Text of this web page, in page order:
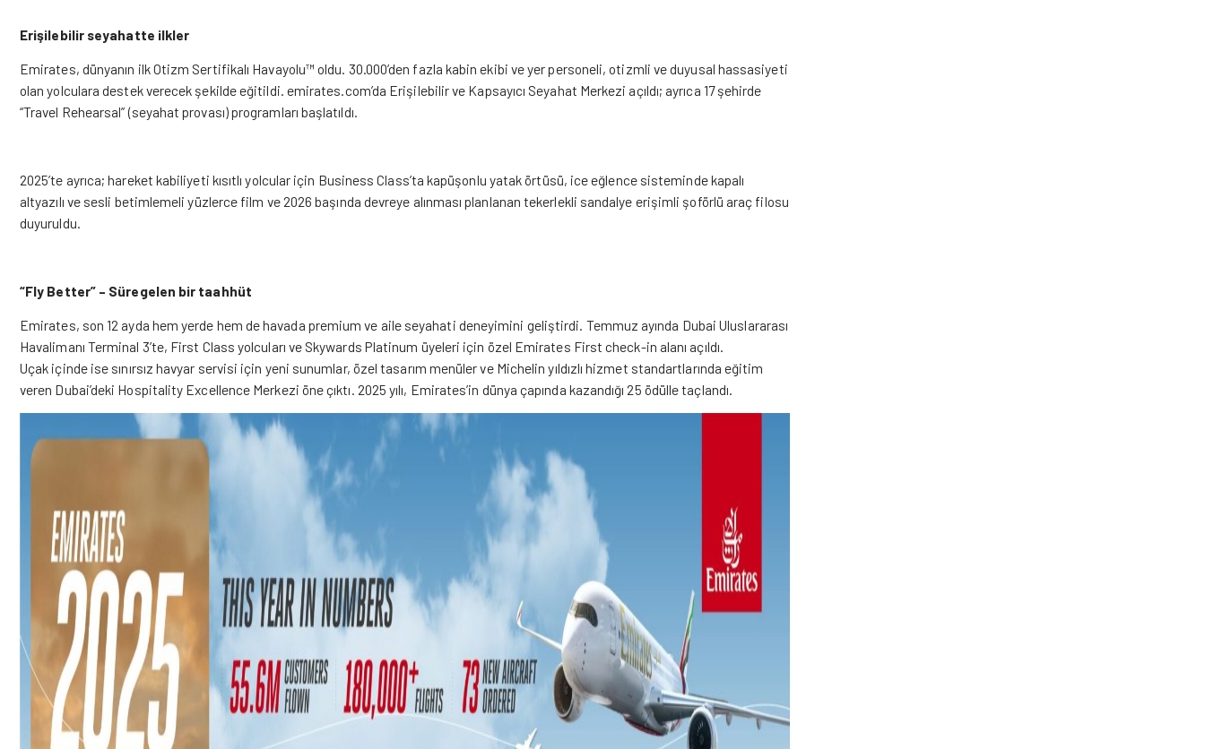
Erişilebilir seyahatte ilkler
Emirates, dünyanın ilk Otizm Sertifikalı Havayolu™ oldu. 30.000’den fazla kabin ekibi ve yer personeli, otizmli ve duyusal hassasiyeti
olan yolculara destek verecek şekilde eğitildi. emirates.com’da Erişilebilir ve Kapsayıcı Seyahat Merkezi açıldı; ayrıca 17 şehirde
“Travel Rehearsal” (seyahat provası) programları başlatıldı.
2025’te ayrıca; hareket kabiliyeti kısıtlı yolcular için Business Class’ta kapüşonlu yatak örtüsü, ice eğlence sisteminde kapalı
altyazılı ve sesli betimlemeli yüzlerce film ve 2026 başında devreye alınması planlanan tekerlekli sandalye erişimli şoförlü araç filosu
duyuruldu.
“Fly Better” – Süregelen bir taahhüt
Emirates, son 12 ayda hem yerde hem de havada premium ve aile seyahati deneyimini geliştirdi. Temmuz ayında Dubai Uluslararası
Havalimanı Terminal 3’te, First Class yolcuları ve Skywards Platinum üyeleri için özel Emirates First check-in alanı açıldı.
Uçak içinde ise sınırsız havyar servisi için yeni sunumlar, özel tasarım menüler ve Michelin yıldızlı hizmet standartlarında eğitim
veren Dubai’deki Hospitality Excellence Merkezi öne çıktı. 2025 yılı, Emirates’in dünya çapında kazandığı 25 ödülle taçlandı.